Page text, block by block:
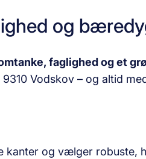
og
faglighed og et
Vodskov – og altid
kanter og vælger robuste,